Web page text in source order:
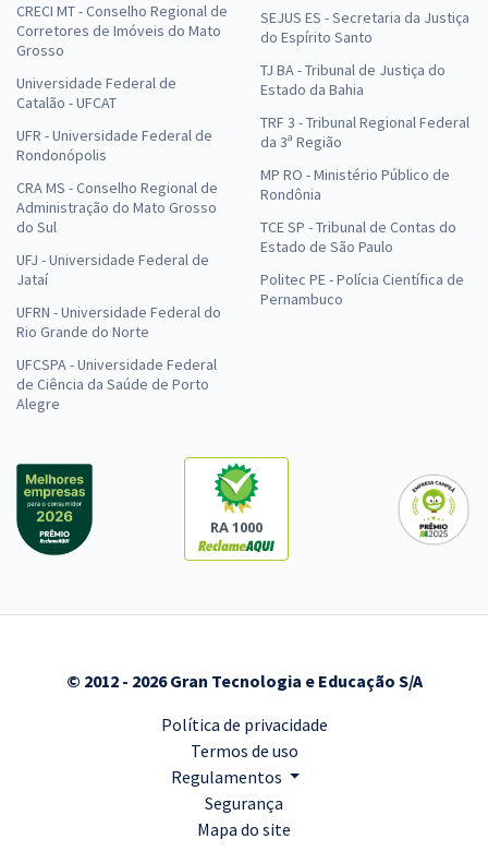
CRECI MT - Conselho Regional de
Corretores de Imóveis do Mato
Grosso
Universidade Federal de
Catalão - UFCAT
UFR - Universidade Federal de
Rondonópolis
CRA MS - Conselho Regional de
Administração do Mato Grosso
do Sul
UFJ - Universidade Federal de
Jataí
UFRN - Universidade Federal do
Rio Grande do Norte
UFCSPA - Universidade Federal
de Ciência da Saúde de Porto
Alegre
SEJUS ES - Secretaria da Justiça
do Espírito Santo
TJ BA - Tribunal de Justiça do
Estado da Bahia
TRF 3 - Tribunal Regional Federal
da 3ª Região
MP RO - Ministério Público de
Rondônia
TCE SP - Tribunal de Contas do
Estado de São Paulo
Politec PE - Polícia Científica de
Pernambuco
RA 1000
© 2012 - 2026 Gran Tecnologia e Educação S/A
Política de privacidade
Termos de uso
Regulamentos
Segurança
Mapa do site